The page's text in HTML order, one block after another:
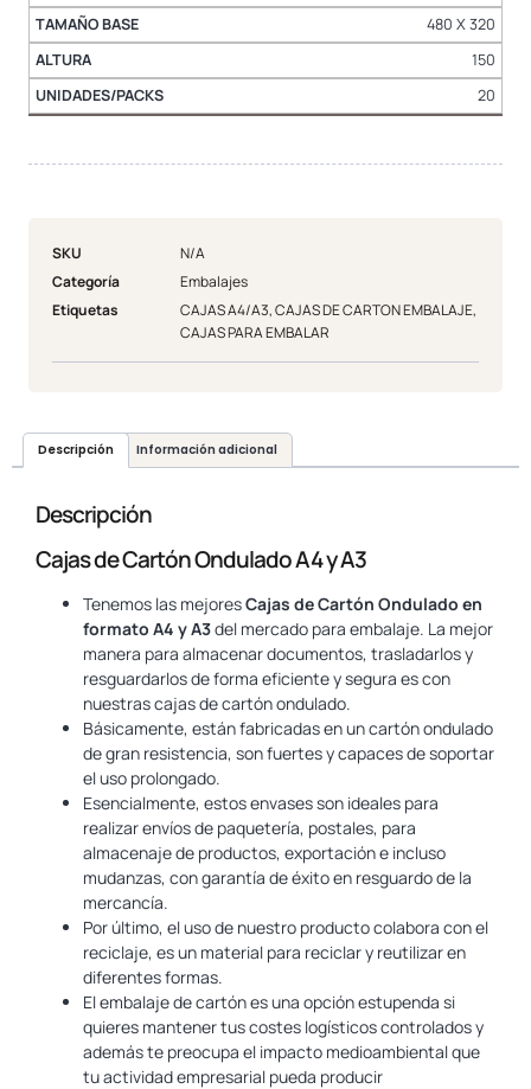
480 X 320
150
20
SKU
N/A
Categoría
Embalajes
Etiquetas
CAJAS A4/A3,CAJAS DE CARTON EMBALAJE,
CAJAS PARA EMBALAR
Descripción Información adicional
Descripción
Cajas de Cartón Ondulado A4 y A3
Tenemos las mejoresCajas de Cartón Ondulado en
formato A4 y A3del mercado para embalaje. La mejor
manera para almacenar documentos, trasladarlos y
resguardarlos de forma eficiente y segura es con
nuestras cajas de cartón ondulado.
Básicamente, están fabricadas en un cartón ondulado
de gran resistencia, son fuertes y capaces de soportar
el uso prolongado.
Esencialmente, estos envases son ideales para
realizar envíos de paquetería, postales, para
almacenaje de productos, exportación e incluso
mudanzas, con garantía de éxito en resguardo de la
mercancía.
Por último, el uso de nuestro producto colabora con el
reciclaje, es un material para reciclar y reutilizar en
diferentes formas.
El embalaje de cartón es una opción estupenda si
quieres mantener tus costes logísticos controlados y
además te preocupa el impacto medioambiental que
tu actividad empresarial pueda producir